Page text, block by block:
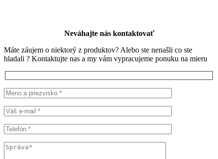
Neváhajte nás kontaktovať
Máte záujem o niektorý z produktov? Alebo ste nenašli co ste
hladali ? Kontaktujte nas a my vám vypracujeme ponuku na mieru